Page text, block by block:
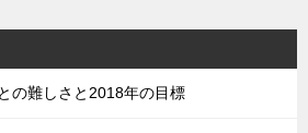
の難しさと2018年の目標